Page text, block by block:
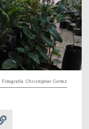
Fotografía: Christopher Cortez